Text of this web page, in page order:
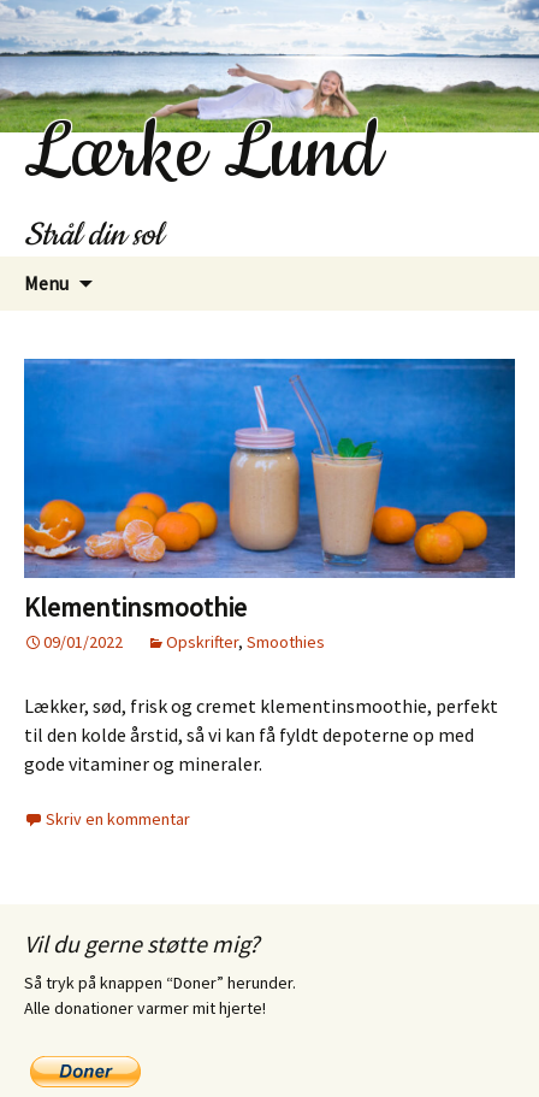
Lærke Lund
Strål din sol
Menu
Klementinsmoothie
09/01/2022 Opskrifter, Smoothies
Lækker, sød, frisk og cremet klementinsmoothie, perfekt
til den kolde årstid, så vi kan få fyldt depoterne op med
gode vitaminer og mineraler.
Skriv en kommentar
Vil du gerne støtte mig?
Så tryk på knappen “Doner” herunder.
Alle donationer varmer mit hjerte!